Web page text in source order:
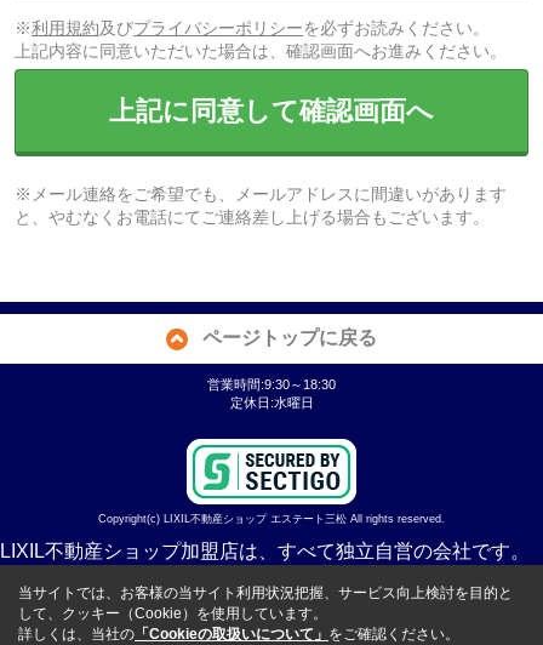
※利用規約及びプライバシーポリシーを必ずお読みください。
上記内容に同意いただいた場合は、確認画面へお進みください。
上記に同意して確認画面へ
※メール連絡をご希望でも、メールアドレスに間違いがあります
と、やむなくお電話にてご連絡差し上げる場合もございます。
ページトップに戻る
営業時間:9:30～18:30
定休日:水曜日
Copyright(c) LIXIL不動産ショップ エステート三松 All rights reserved.
LIXIL不動産ショップ加盟店は、すべて独立自営の会社です。
当サイトでは、お客様の当サイト利用状況把握、サービス向上検討を目的と
して、クッキー（Cookie）を使用しています。
詳しくは、当社の 「Cookieの取扱いについて」 をご確認ください。